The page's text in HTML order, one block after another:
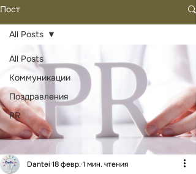
Пост
All Posts
Коммуникации
Поздравления
PR
All Posts
Dantei 18 февр.1 мин. чтения